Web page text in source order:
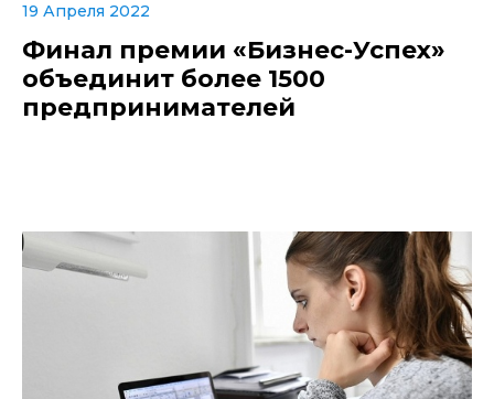
19 Апреля 2022
Финал премии «Бизнес-Успех»
объединит более 1500
предпринимателей